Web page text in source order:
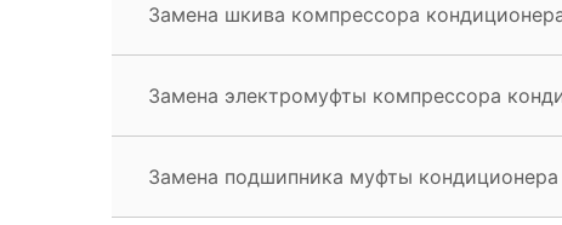
Замена шкива компрессора
Замена электромуфты компрессора
Замена подшипника муфты кондиционера